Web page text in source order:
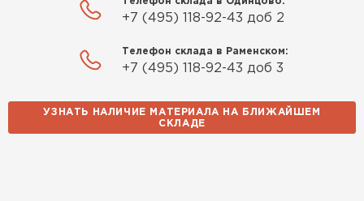
+7 (495) 118-92-43 доб 2
Телефон склада в Раменском:
+7 (495) 118-92-43 доб 3
УЗНАТЬ НАЛИЧИЕ МАТЕРИАЛА НА БЛИЖАЙШЕМ
СКЛАДЕ